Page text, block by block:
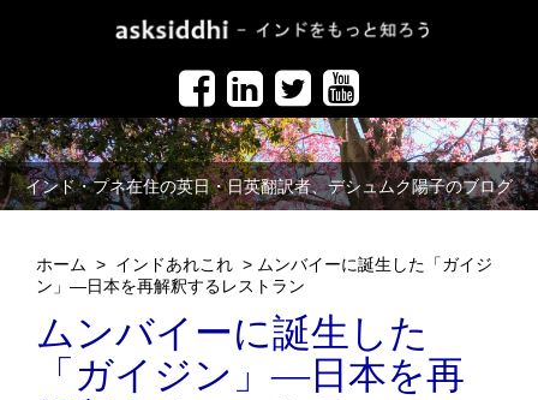
インド・プネ在住の英日・日英翻訳者、デシュムク陽子のブログ
ホーム > インドあれこれ > ムンバイーに誕生した「ガイジ
ン」―日本を再解釈するレストラン
ムンバイーに誕生した
「ガイジン」―日本を再